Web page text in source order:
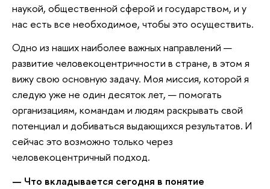
наукой, общественной сферой и государством, и у
нас есть все необходимое, чтобы это осуществить.
Одно из наших наиболее важных направлений —
развитие человекоцентричности в стране, в этом я
вижу свою основную задачу. Моя миссия, которой я
следую уже не один десяток лет, — помогать
организациям, командам и людям раскрывать свой
потенциал и добиваться выдающихся результатов. И
сейчас это возможно только через
человекоцентричный подход.
— Что вкладывается сегодня в понятие